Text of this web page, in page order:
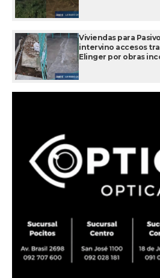
Viviendas para
intervino accesos
Elinger por obras